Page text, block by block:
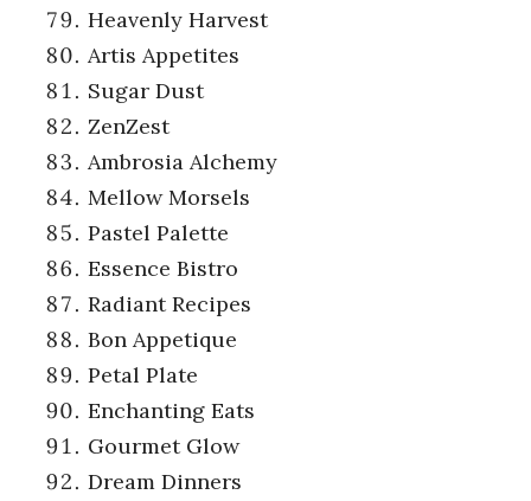
Heavenly Harvest
Artis Appetites
Sugar Dust
ZenZest
Ambrosia Alchemy
Mellow Morsels
Pastel Palette
Essence Bistro
Radiant Recipes
Bon Appetique
Petal Plate
Enchanting Eats
Gourmet Glow
Dream Dinners